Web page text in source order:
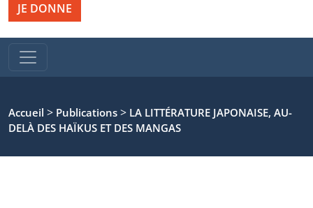
JE DONNE
Accueil > Publications > LA LITTÉRATURE JAPONAISE, AU-
DELÀ DES HAÏKUS ET DES MANGAS